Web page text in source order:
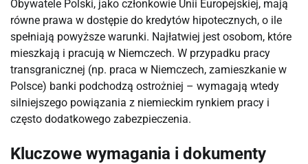
Obywatele Polski, jako członkowie Unii Europejskiej, mają
równe prawa w dostępie do kredytów hipotecznych, o ile
spełniają powyższe warunki. Najłatwiej jest osobom, które
mieszkają i pracują w Niemczech. W przypadku pracy
transgranicznej (np. praca w Niemczech, zamieszkanie w
Polsce) banki podchodzą ostrożniej – wymagają wtedy
silniejszego powiązania z niemieckim rynkiem pracy i
często dodatkowego zabezpieczenia.
Kluczowe wymagania i dokumenty